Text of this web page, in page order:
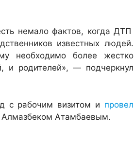
немало фактов, когда ДТП
известных людей.
необходимо более жестко
и родителей», — подчеркнул
с рабочим визитом и провел
Алмазбеком Атамбаевым.